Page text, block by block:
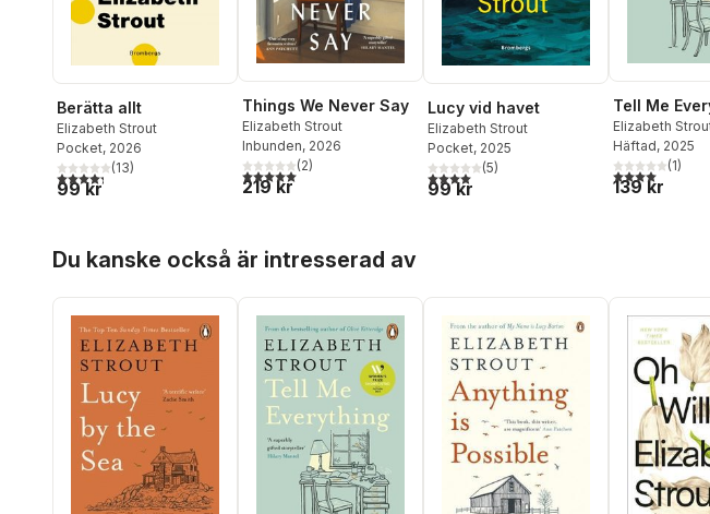
Berätta allt
Elizabeth Strout
Pocket, 2026
4,3utav 5 stjärnor. Totalt antal röster:
(13)
99 kr
Things We Never Say
Elizabeth Strout
Inbunden, 2026
5,0utav 5 stjärnor. Totalt antal röster:
(2)
219 kr
Lucy vid havet
Elizabeth Strout
Pocket, 2025
4,0utav 5 stjärnor. Totalt antal röster:
(5)
99 kr
Tell Me
Elizabeth
Häftad, 2025
4,0utav 5(1)
139 kr
Du kanske också är intresserad av